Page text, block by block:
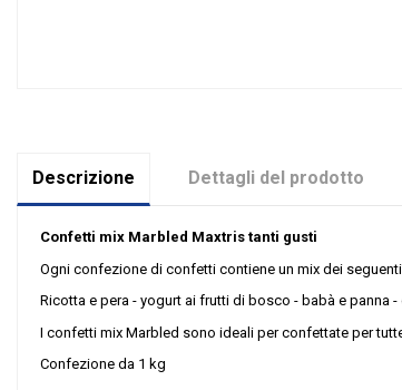
Descrizione Dettagli del prodotto
Confetti mix Marbled Maxtris tanti gusti
Ogni confezione di confetti contiene un mix dei
Ricotta e pera - yogurt ai frutti di bosco - babà e panna
I confetti mix Marbled sono ideali per confettate per
Confezione da 1 kg